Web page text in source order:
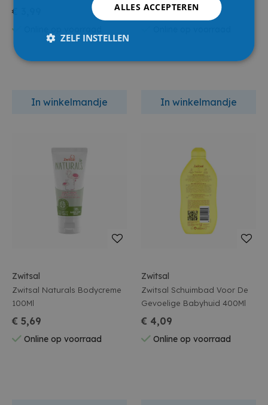
€ 3,99
In winkelmandje
€ 4,59
In winkelmandje
Zwitsal
Zwitsal Naturals Bodycreme
100Ml
€ 5,69
Online op voorraad
Zwitsal
Zwitsal Schuimbad Voor De
Gevoelige Babyhuid 400Ml
€ 4,09
Online op voorraad
ALLES ACCEPTEREN
ZELF INSTELLEN